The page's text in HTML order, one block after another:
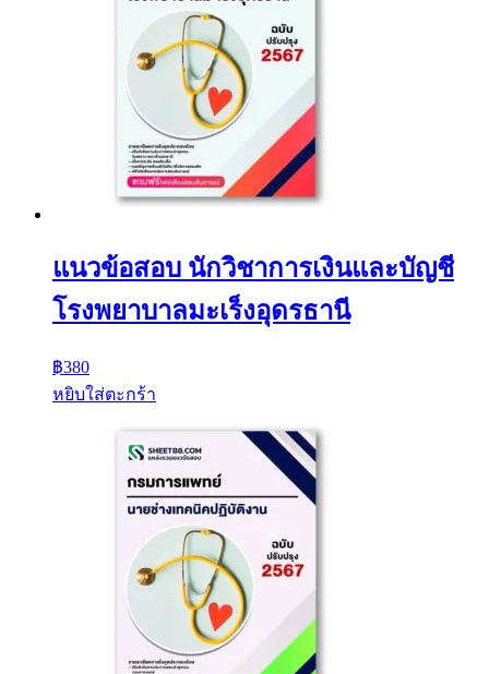
แนวข้อสอบ นักวิชาการเงินและบัญชี
โรงพยาบาลมะเร็งอุดรธานี
฿380
หยิบใส่ตะกร้า